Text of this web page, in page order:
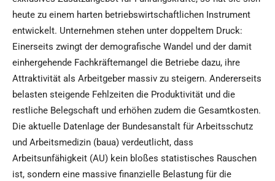
heute zu einem harten betriebswirtschaftlichen Instrument
entwickelt. Unternehmen stehen unter doppeltem Druck:
Einerseits zwingt der demografische Wandel und der damit
einhergehende Fachkräftemangel die Betriebe dazu, ihre
Attraktivität als Arbeitgeber massiv zu steigern. Andererseits
belasten steigende Fehlzeiten die Produktivität und die
restliche Belegschaft und erhöhen zudem die Gesamtkosten.
Die aktuelle Datenlage der Bundesanstalt für Arbeitsschutz
und Arbeitsmedizin (baua) verdeutlicht, dass
Arbeitsunfähigkeit (AU) kein bloßes statistisches Rauschen
ist, sondern eine massive finanzielle Belastung für die